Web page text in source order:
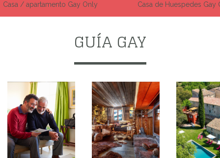
Casa / apartamento Gay Only
Casa de Huespedes Gay
GUÍA GAY